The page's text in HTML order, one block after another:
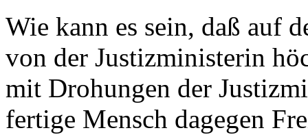
Wie kann es sein, daß auf
von der Justizministerin
mit Drohungen der
fertige Mensch dagegen